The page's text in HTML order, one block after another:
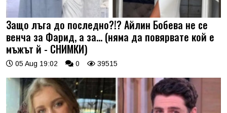
Защо лъга до последно?!? Айлин Бобева не се
венча за Фарид, а за... (няма да повярвате кой е
мъжът й - СНИМКИ)
05 Aug 19:02 0 39515